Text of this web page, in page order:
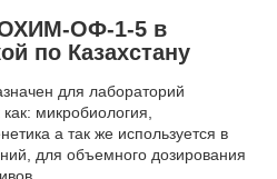
ОФ-1-5 в
по Казахстану
для лабораторий
микробиология,
а так же используется в
для объемного дозирования